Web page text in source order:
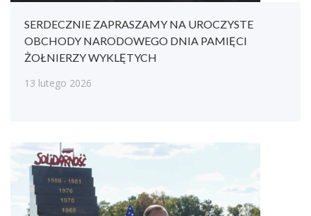
SERDECZNIE ZAPRASZAMY NA UROCZYSTE
OBCHODY NARODOWEGO DNIA PAMIĘCI
ŻOŁNIERZY WYKLĘTYCH
13 lutego 2026